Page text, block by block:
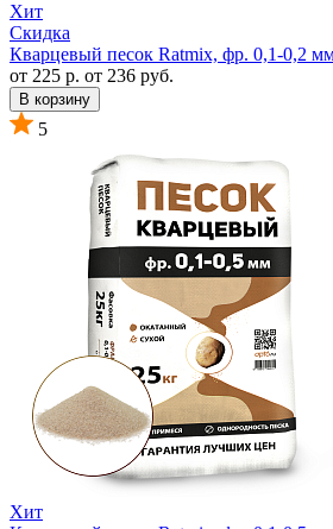
Хит
Скидка
Кварцевый песок Ratmix, фр. 0,1-0,2
от 225 р. от 236 руб.
В корзину
5
Хит